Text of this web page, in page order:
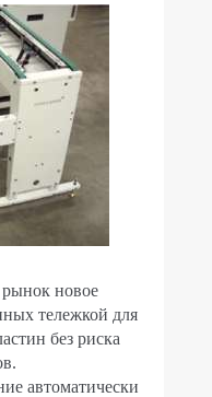
новое
тележкой для
без риска
автоматически